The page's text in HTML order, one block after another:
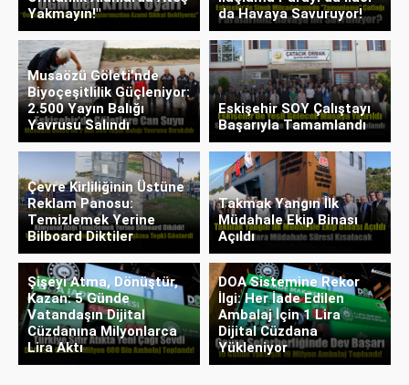
Yakmayın!"
da Havaya Savuruyor!
Musaözü Göleti’nde
Biyoçeşitlilik Güçleniyor:
2.500 Yayın Balığı
Yavrusu Salındı
Eskişehir SOY Çalıştayı
Başarıyla Tamamlandı
Çevre Kirliliğinin Üstüne
Reklam Panosu:
Temizlemek Yerine
Bilboard Diktiler
Takmak Yangın İlk
Müdahale Ekip Binası
Açıldı
Şişeyi Atma, Dönüştür,
Kazan: 5 Günde
Vatandaşın Dijital
Cüzdanına Milyonlarca
Lira Aktı
DOA Sistemine Rekor
İlgi: Her İade Edilen
Ambalaj İçin 1 Lira
Dijital Cüzdana
Yükleniyor